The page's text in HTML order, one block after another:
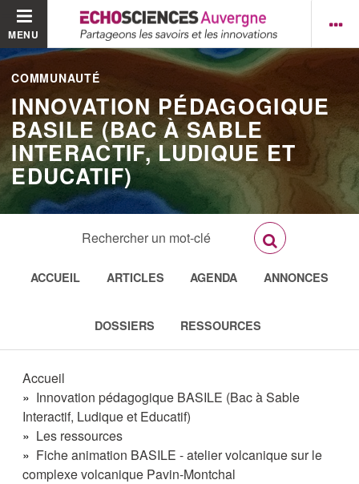
MENU
COMMUNAUTÉ
INNOVATION PÉDAGOGIQUE
BASILE (BAC À SABLE
INTERACTIF, LUDIQUE ET
EDUCATIF)
ACCUEIL ARTICLES AGENDA ANNONCES
DOSSIERS RESSOURCES
Accueil
Innovation pédagogique BASILE (Bac à Sable
Interactif, Ludique et Educatif)
Les ressources
Fiche animation BASILE - atelier volcanique sur le
complexe volcanique Pavin-Montchal